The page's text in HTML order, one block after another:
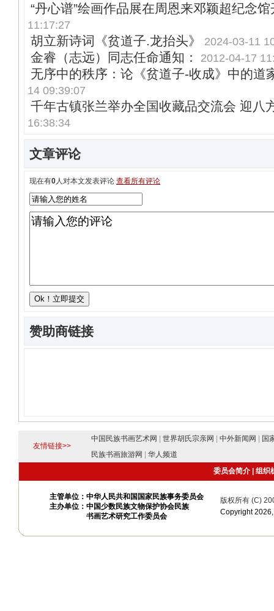
“丹心谱”绘画作品展在周恩来邓颖超纪念馆
11:17:27
胡立新诗词《贫道子.龙抬头》 2024-03-11
金睿（志远）同志任命通知： 2012-04-17
无序中的秩序：论《贫道子-收成》中的道
14 09:39:07
千年古镇张兰举办全国收藏品交流会 迎八
16:38:34
文章评论
现在有0人对本文发表评论 查看所有评论
赞助商链接
友情链接>>
中国民族书画艺术网 世界胡氏宗亲网 中外新闻网
国
民族书画旅游网
华人频道
委员会简介
组织
主管单位：中华人民共和国国家民族事务委员会
主办单位：中国少数民族文物保护协会民族
书画艺术研究工作委员会
版权所有 (C)
Copyright